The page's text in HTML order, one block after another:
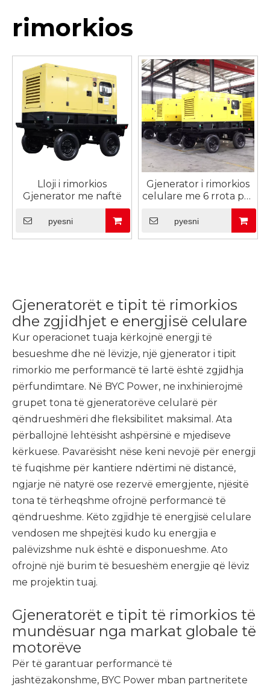
rimorkios
Lloji i rimorkios
Gjenerator me naftë
pyesni
Gjenerator i rimorkios
celulare me 6 rrota për
pyesni
Gjeneratorët e tipit të rimorkios
dhe zgjidhjet e energjisë celulare
Kur operacionet tuaja kërkojnë energji të
besueshme dhe në lëvizje, një gjenerator i tipit
rimorkio me performancë të lartë është zgjidhja
përfundimtare. Në BYC Power, ne inxhinierojmë
grupet tona të gjeneratorëve celularë për
qëndrueshmëri dhe fleksibilitet maksimal. Ata
përballojnë lehtësisht ashpërsinë e mjediseve
kërkuese. Pavarësisht nëse keni nevojë për energji
të fuqishme për kantiere ndërtimi në distancë,
ngjarje në natyrë ose rezervë emergjente, njësitë
tona të tërheqshme ofrojnë performancë të
qëndrueshme. Këto zgjidhje të energjisë celulare
vendosen me shpejtësi kudo ku energjia e
palëvizshme nuk është e disponueshme. Ato
ofrojnë një burim të besueshëm energjie që lëviz
me projektin tuaj.
Gjeneratorët e tipit të rimorkios të
mundësuar nga markat globale të
motorëve
Për të garantuar performancë të
jashtëzakonshme, BYC Power mban partneritete